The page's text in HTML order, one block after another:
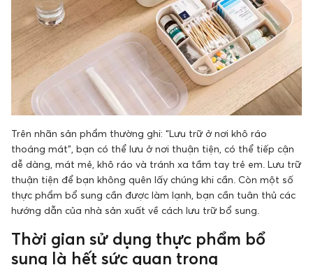
Trên nhãn sản phẩm thường ghi: “Lưu trữ ở nơi khô ráo
thoáng mát”, bạn có thể lưu ở nơi thuận tiện, có thể tiếp cận
dễ dàng, mát mẻ, khô ráo và tránh xa tầm tay trẻ em. Lưu trữ
thuận tiện để bạn không quên lấy chúng khi cần. Còn một số
thực phẩm bổ sung cần được làm lạnh, bạn cần tuân thủ các
hướng dẫn của nhà sản xuất về cách lưu trữ bổ sung.
Thời gian sử dụng thực phẩm bổ
sung là hết sức quan trọng